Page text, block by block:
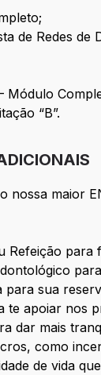
de Redes de
Módulo
“B”.
nossa maior
Refeição
para sua
te apoiar nos
dar mais
como
de vida